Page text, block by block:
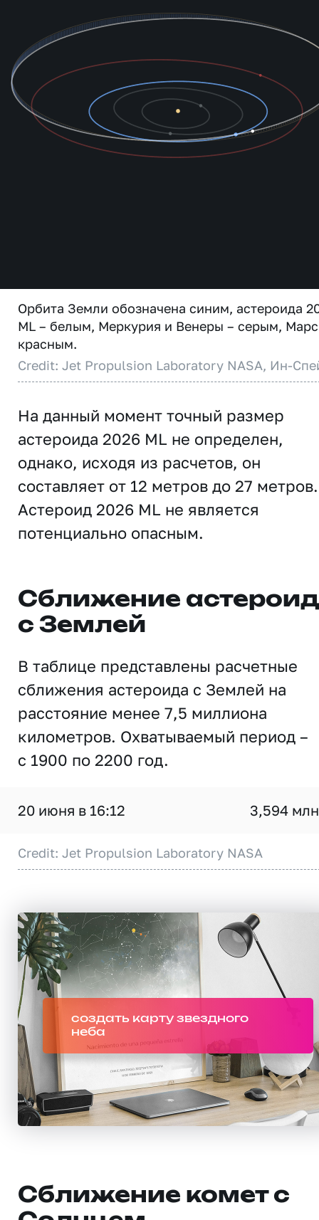
Орбита Земли обозначена синим, астероида
ML – белым, Меркурия и Венеры – серым,
красным.
Credit: Jet Propulsion Laboratory NASA, Ин-
На данный момент точный размер
астероида 2026 ML не определен,
однако, исходя из расчетов, он
составляет от 12 метров до 27 метров.
Астероид 2026 ML не является
потенциально опасным.
Сближение
с Землей
В таблице представлены расчетные
сближения астероида с Землей на
расстояние менее 7,5 миллиона
километров. Охватываемый период –
с 1900 по 2200 год.
20 июня в 16:12 3,594
Credit: Jet Propulsion Laboratory NASA
создать карту звездного
неба
Сближение комет с